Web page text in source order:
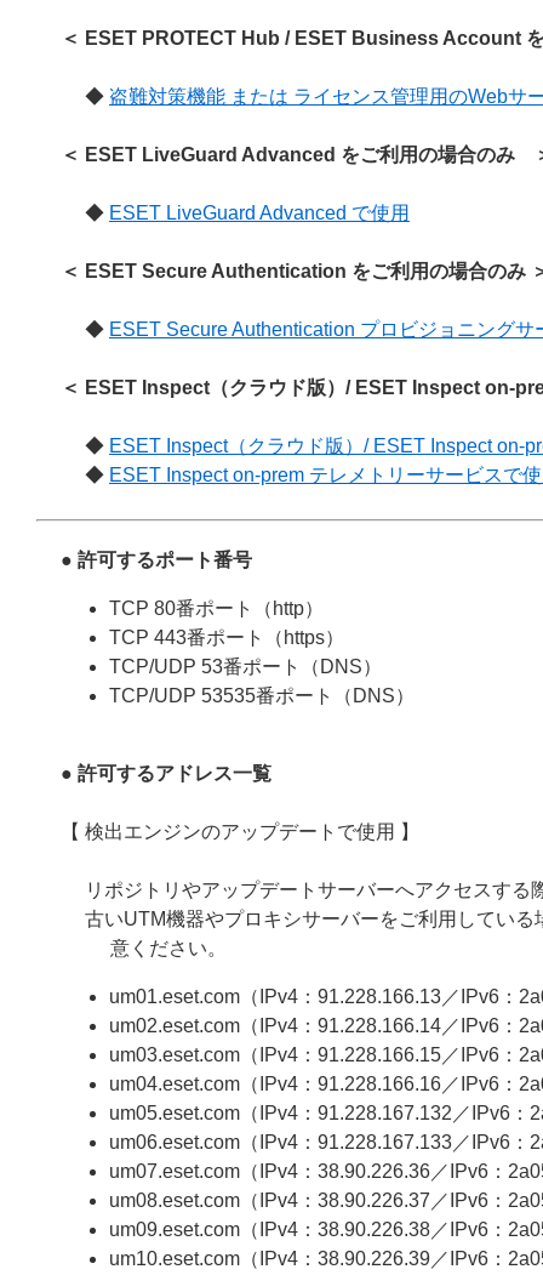
＜ ESET PROTECT Hub / ESET Business Account
◆ 盗難対策機能 または ライセンス管理用のWebサ
＜ ESET LiveGuard Advanced をご利用の場合の
◆ ESET LiveGuard Advanced で使用
＜ ESET Secure Authentication をご利用の場合のみ
◆ ESET Secure Authentication プロビジョニング
＜ ESET Inspect（クラウド版）/ ESET Inspect on-
◆ ESET Inspect（クラウド版）/ ESET Inspect on-
◆ ESET Inspect on-prem テレメトリーサービスで
● 許可するポート番号
TCP 80番ポート（http）
TCP 443番ポート（https）
TCP/UDP 53番ポート（DNS）
TCP/UDP 53535番ポート（DNS）
● 許可するアドレス一覧
【 検出エンジンのアップデートで使用 】
リポジトリやアップデートサーバーへアクセスす
古いUTM機器やプロキシサーバーをご利用してい
意ください。
um01.eset.com（IPv4：91.228.166.13／IPv6：
um02.eset.com（IPv4：91.228.166.14／IPv6：
um03.eset.com（IPv4：91.228.166.15／IPv6：
um04.eset.com（IPv4：91.228.166.16／IPv6：
um05.eset.com（IPv4：91.228.167.132／IPv6：
um06.eset.com（IPv4：91.228.167.133／IPv6
um07.eset.com（IPv4：38.90.226.36／IPv6：
um08.eset.com（IPv4：38.90.226.37／IPv6：
um09.eset.com（IPv4：38.90.226.38／IPv6：
um10.eset.com（IPv4：38.90.226.39／IPv6：